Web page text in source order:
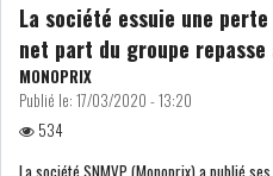
La société essuie une
net part du groupe
MONOPRIX
Publié le: 17/03/2020 - 13:20
534
La société SNMVP (Monoprix) a publié